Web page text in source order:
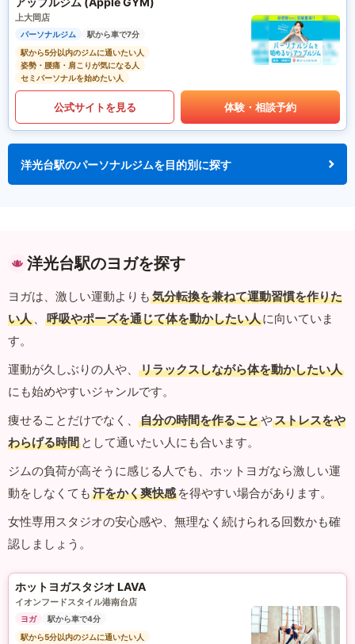
上大岡店
パーソナルジム
駅から車で7分
駅から5分以内のジムに通いたい人
姿勢・腰痛・肩こりが気になる人
セミパーソナルを始めたい人
公式サイトを見る 体験・相談予約
洋光台駅のパーソナルジムを目的別に探す
洋光台駅のヨガを探す
ヨガは、激しい運動よりも 気分転換を兼ねて運動習慣を作りた
い人 、 呼吸やポーズを通じて体を動かしたい人に向いていま
す。
運動が久しぶりの人や、
リラックスしながら体を動かしたい人
にも始めやすいジャンルです。
痩せることだけでなく、
自分の時間を作ることやストレスをや
わらげる時間 として通いたい人にも合います。
ジムの負荷が高そうに感じる人でも、ホットヨガなら激しい運
動をしなくても 汗をかく爽快感 を得やすい場合があります。
女性専用スタジオの安心感や、無理なく続けられる回数かも確
認しましょう。
ホットヨガスタジオ LAVA
イオンフードスタイル港南台店
ヨガ
駅から車で4分
駅から5分以内のジムに通いたい人